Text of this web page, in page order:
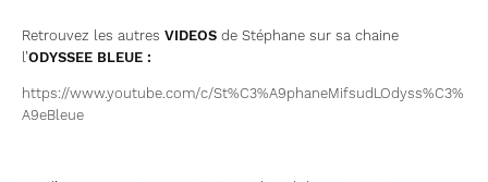
Retrouvez les autres VIDEOS de Stéphane sur sa chaine
l’ODYSSEE BLEUE :
https://www.youtube.com/c/St%C3%A9phaneMifsudLOdyss%C3%
A9eBleue